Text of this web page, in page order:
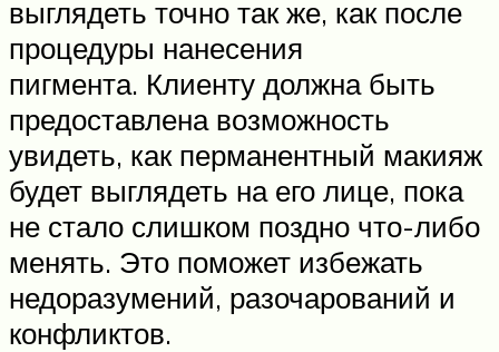
выглядеть точно так же, как после
процедуры нанесения
пигмента. Клиенту должна быть
предоставлена ​​возможность
увидеть, как перманентный макияж
будет выглядеть на его лице, пока
не стало слишком поздно что-либо
менять. Это поможет избежать
недоразумений, разочарований и
конфликтов.